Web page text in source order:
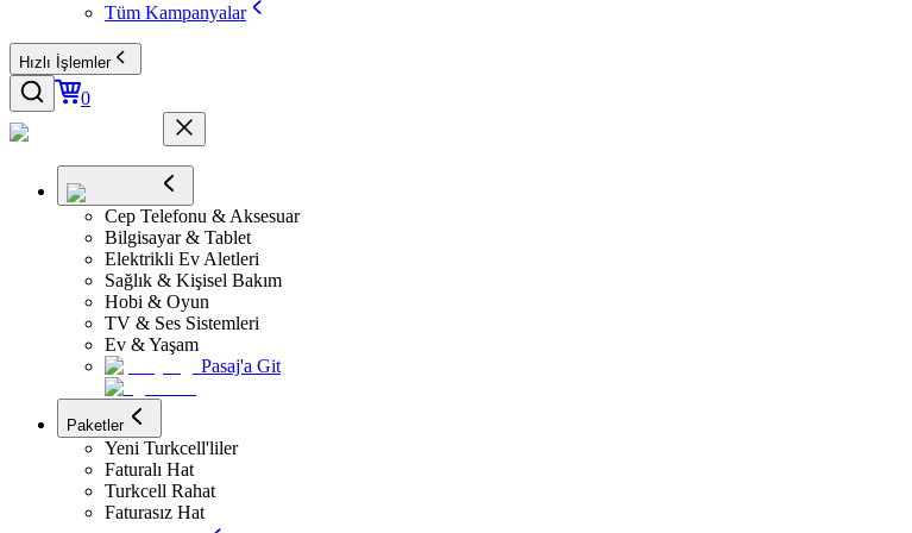
Tüm Kampanyalar
Hızlı İşlemler
0
Cep Telefonu & Aksesuar
Bilgisayar & Tablet
Elektrikli Ev Aletleri
Sağlık & Kişisel Bakım
Hobi & Oyun
TV & Ses Sistemleri
Ev & Yaşam
Pasaj'a Git
Paketler
Yeni Turkcell'liler
Faturalı Hat
Turkcell Rahat
Faturasız Hat